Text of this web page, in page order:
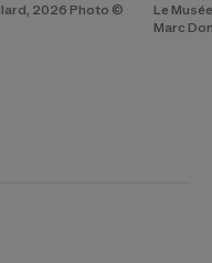
2026 Photo ©
Le
Marc